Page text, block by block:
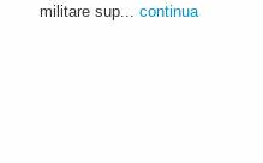
militare sup... continua